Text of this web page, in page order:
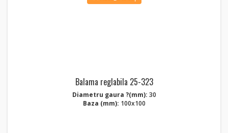
Balama reglabila 25-323
Diametru gaura ?(mm): 30
Baza (mm): 100x100